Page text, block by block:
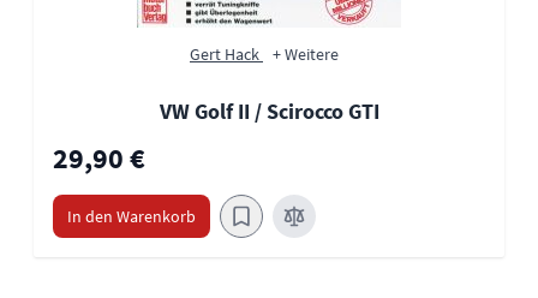
Gert Hack + Weitere
VW Golf II / Scirocco GTI
29,90 €
In den Warenkorb